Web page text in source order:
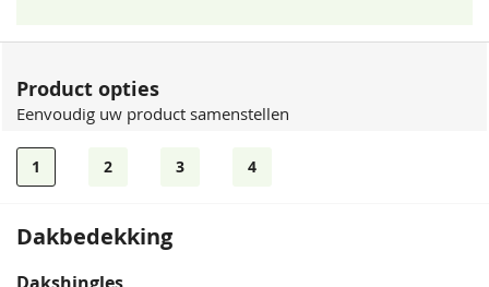
Product opties
Eenvoudig uw product samenstellen
1 2 3 4
Dakbedekking